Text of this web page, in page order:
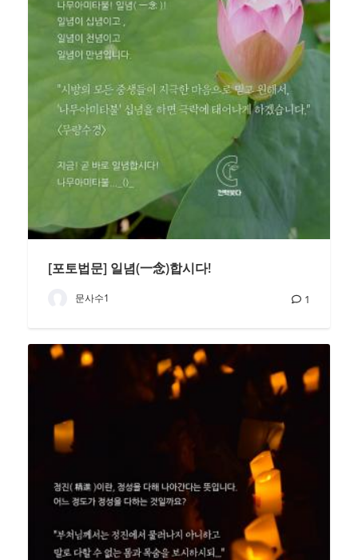
[포토법문] 일념(一念)합시다!
문사수1 1